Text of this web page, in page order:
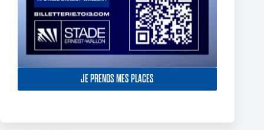
JE PRENDS MES PLACES